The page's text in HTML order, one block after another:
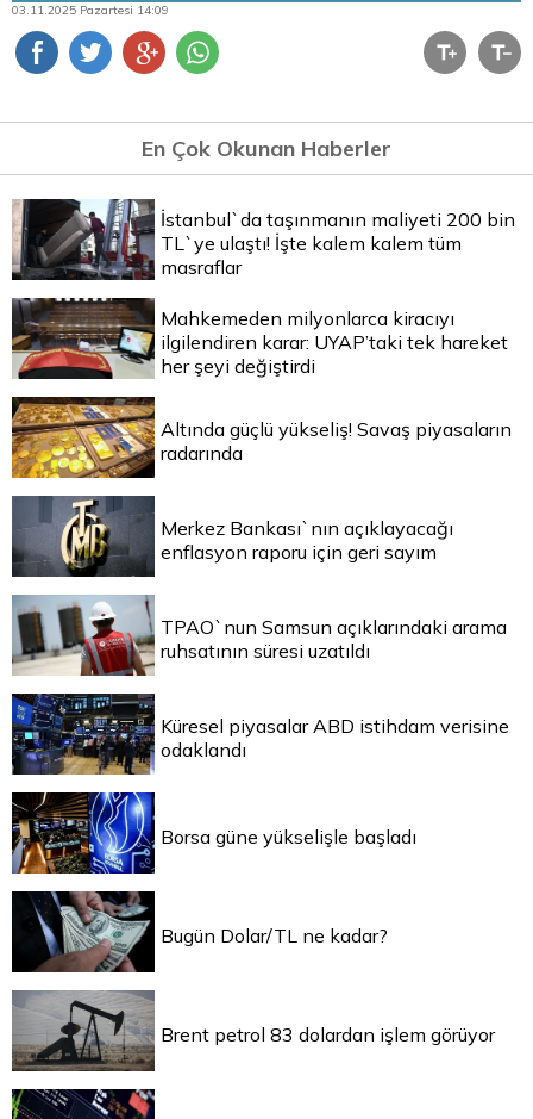
03.11.2025 Pazartesi 14:09
En Çok Okunan Haberler
İstanbul`da taşınmanın maliyeti 200 bin
TL`ye ulaştı! İşte kalem kalem tüm
masraflar
Mahkemeden milyonlarca kiracıyı
ilgilendiren karar: UYAP’taki tek hareket
her şeyi değiştirdi
Altında güçlü yükseliş! Savaş piyasaların
radarında
Merkez Bankası`nın açıklayacağı
enflasyon raporu için geri sayım
TPAO`nun Samsun açıklarındaki arama
ruhsatının süresi uzatıldı
Küresel piyasalar ABD istihdam verisine
odaklandı
Borsa güne yükselişle başladı
Bugün Dolar/TL ne kadar?
Brent petrol 83 dolardan işlem görüyor